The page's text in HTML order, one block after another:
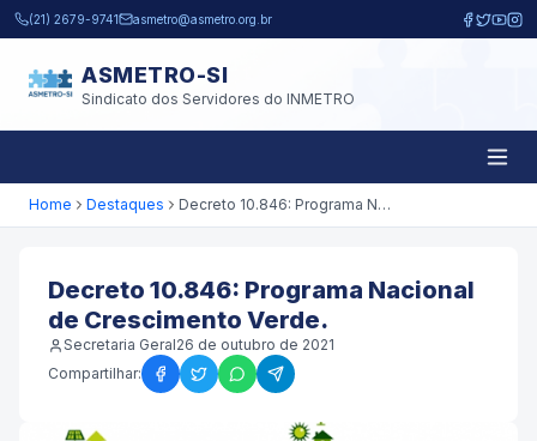
Pular para o conteúdo principal
(21) 2679-9741 asmetro@asmetro.org.br
ASMETRO-SI
Sindicato dos Servidores do INMETRO
Home Destaques Decreto 10.846: Programa Nacional de Crescimento Verde.
Decreto 10.846: Programa Nacional
de Crescimento Verde.
Secretaria Geral26 de outubro de 2021
Compartilhar: